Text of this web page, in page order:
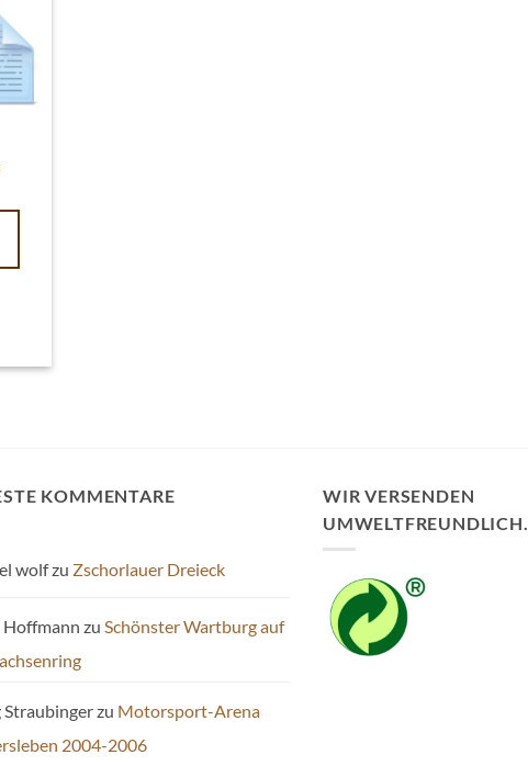
KOMMENTARE
wolfzu Zschorlauer Dreieck
zu Schönster Wartburg auf
Straubingerzu Motorsport-Arena
2004-2006
WIR VERSENDEN
UMWELTFREUNDLICH.